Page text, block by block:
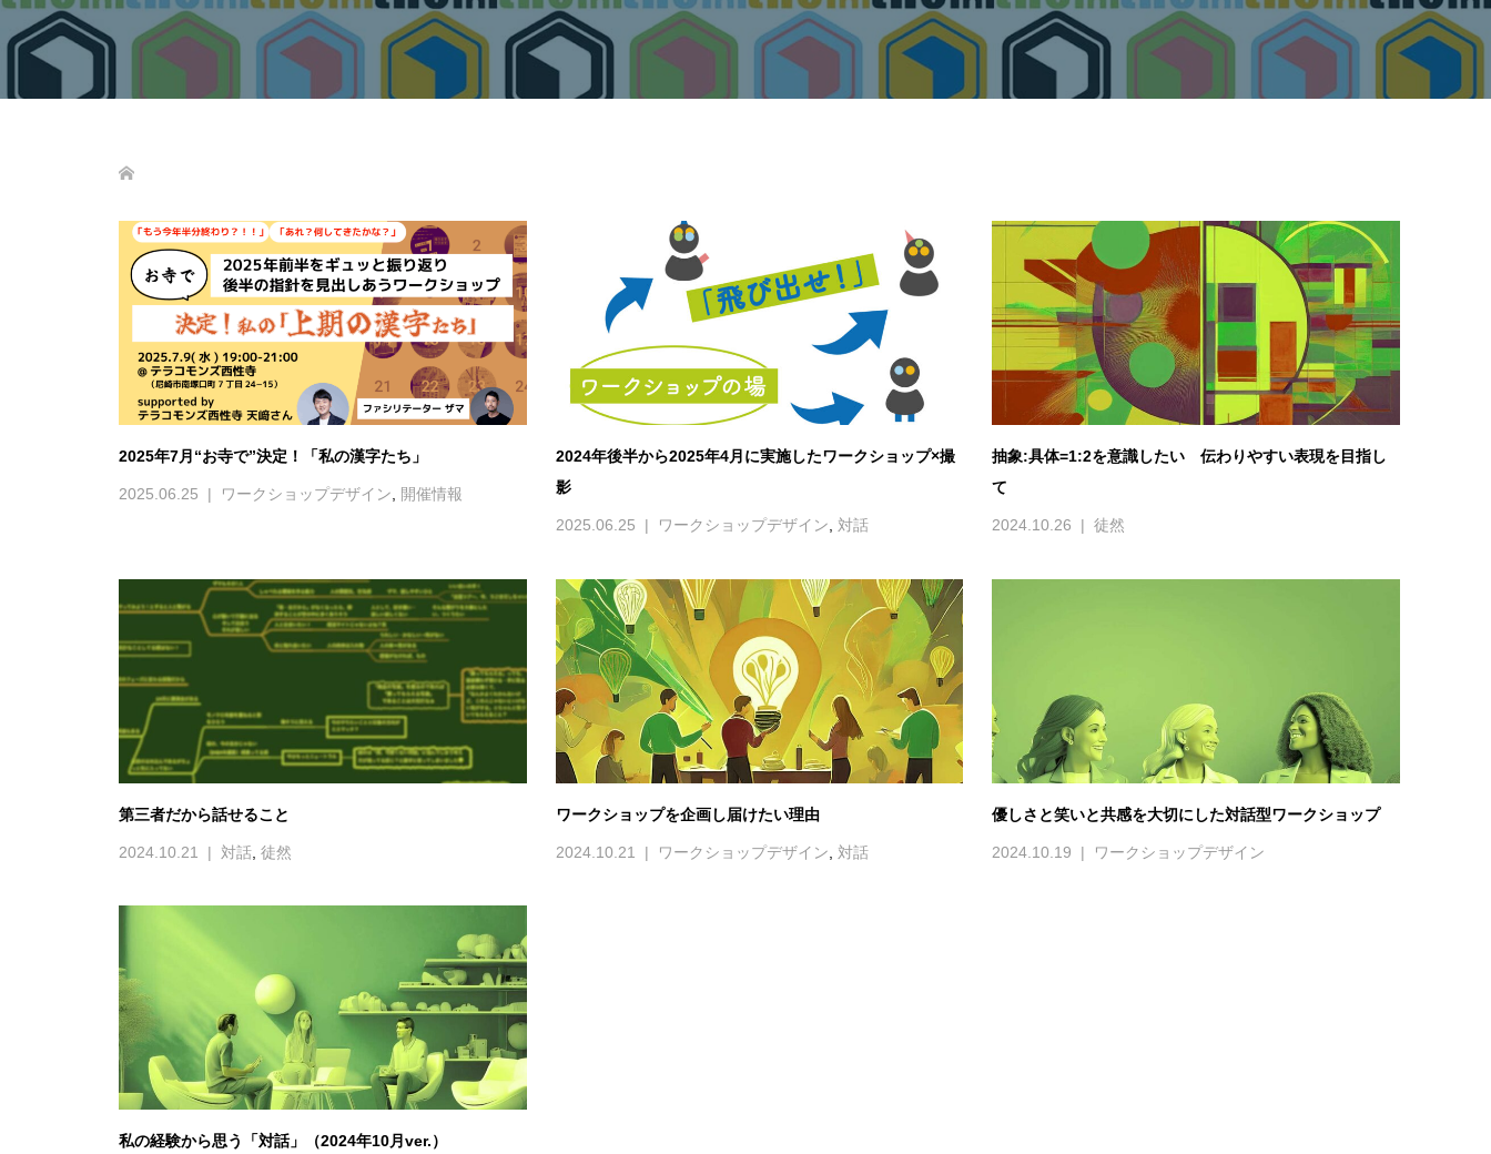
2025年7月“お寺で”決定！「私の漢字たち」
2025.06.25 ワークショップデザイン 開催情報
2024年後半から2025年4月に実施したワークショップ×撮
影
2025.06.25 ワークショップデザイン 対話
抽象:具体=1:2を意識したい 伝わりやすい表現を目指し
て
2024.10.26 徒然
第三者だから話せること
2024.10.21 対話 徒然
ワークショップを企画し届けたい理由
2024.10.21 ワークショップデザイン 対話
優しさと笑いと共感を大切にした対話型ワークショップ
2024.10.19 ワークショップデザイン
私の経験から思う「対話」（2024年10月ver.）